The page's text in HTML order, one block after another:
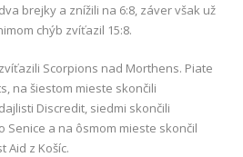
brejky a znížili na 6:8, záver však už
chýb zvíťazil 15:8.
Scorpions nad Morthens. Piate
na šiestom mieste skončili
Discredit, siedmi skončili
Senice a na ôsmom mieste skončil
Aid z Košíc.